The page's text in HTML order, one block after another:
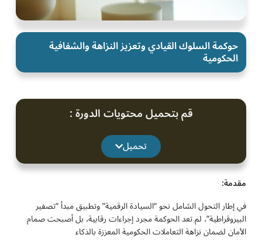
حوكمة السلوك القيادي وتعزيز النزاهة والشفافية
الحكومية
قم بتحميل محتويات الدورة :
تحميل
مقدمة:
في إطار التحول الشامل نحو “السيادة الرقمية” وتطبيق مبدأ “تصفير
البيروقراطية”، لم تعد الحوكمة مجرد إجراءات رقابية، بل أصبحت صمام
الأمان لضمان نزاهة التعاملات الحكومية المعززة بالذكاء